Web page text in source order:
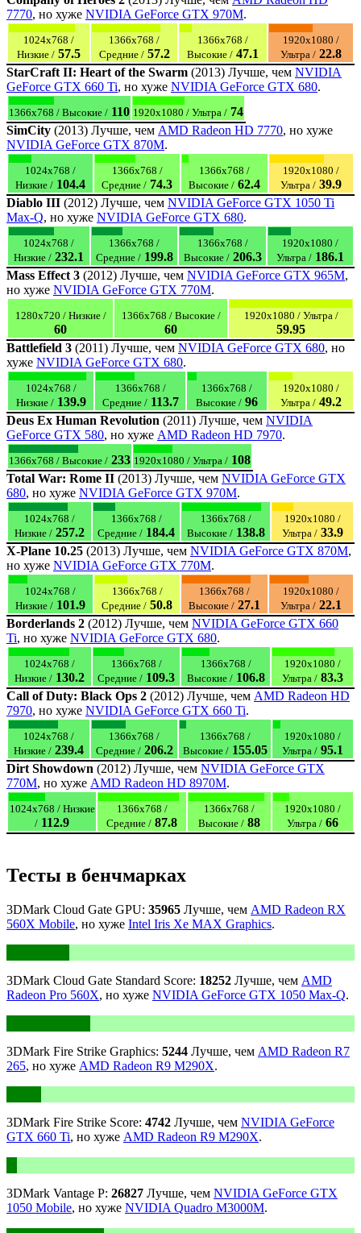
7770, но хуже NVIDIA GeForce GTX 970M.
1024x768 /
Низкие / 57.5
1366x768 /
Средние / 57.2
1366x768 /
Высокие / 47.1
1920x1080 /
Ультра / 22.8
StarCraft II: Heart of the Swarm (2013) Лучше, чем NVIDIA
GeForce GTX 660 Ti, но хуже NVIDIA GeForce GTX 680.
1366x768 / Высокие / 110 1920x1080 / Ультра / 74
SimCity (2013) Лучше, чем AMD Radeon HD 7770, но хуже
NVIDIA GeForce GTX 870M.
1024x768 /
Низкие / 104.4
1366x768 /
Средние / 74.3
1366x768 /
Высокие / 62.4
1920x1080 /
Ультра / 39.9
Diablo III (2012) Лучше, чем NVIDIA GeForce GTX 1050 Ti
Max-Q, но хуже NVIDIA GeForce GTX 680.
1024x768 /
Низкие / 232.1
1366x768 /
Средние / 199.8
1366x768 /
Высокие / 206.3
1920x1080 /
Ультра / 186.1
Mass Effect 3 (2012) Лучше, чем NVIDIA GeForce GTX 965M,
но хуже NVIDIA GeForce GTX 770M.
1280x720 / Низкие /
60
1366x768 / Высокие /
60
1920x1080 / Ультра /
59.95
Battlefield 3 (2011) Лучше, чем NVIDIA GeForce GTX 680, но
хуже NVIDIA GeForce GTX 680.
1024x768 /
Низкие / 139.9
1366x768 /
Средние / 113.7
1366x768 /
Высокие / 96
1920x1080 /
Ультра / 49.2
Deus Ex Human Revolution (2011) Лучше, чем NVIDIA
GeForce GTX 580, но хуже AMD Radeon HD 7970.
1366x768 / Высокие / 233 1920x1080 / Ультра / 108
Total War: Rome II (2013) Лучше, чем NVIDIA GeForce GTX
680, но хуже NVIDIA GeForce GTX 970M.
1024x768 /
Низкие / 257.2
1366x768 /
Средние / 184.4
1366x768 /
Высокие / 138.8
1920x1080 /
Ультра / 33.9
X-Plane 10.25 (2013) Лучше, чем NVIDIA GeForce GTX 870M,
но хуже NVIDIA GeForce GTX 770M.
1024x768 /
Низкие / 101.9
1366x768 /
Средние / 50.8
1366x768 /
Высокие / 27.1
1920x1080 /
Ультра / 22.1
Borderlands 2 (2012) Лучше, чем NVIDIA GeForce GTX 660
Ti, но хуже NVIDIA GeForce GTX 680.
1024x768 /
Низкие / 130.2
1366x768 /
Средние / 109.3
1366x768 /
Высокие / 106.8
1920x1080 /
Ультра / 83.3
Call of Duty: Black Ops 2 (2012) Лучше, чем AMD Radeon HD
7970, но хуже NVIDIA GeForce GTX 660 Ti.
1024x768 /
Низкие / 239.4
1366x768 /
Средние / 206.2
1366x768 /
Высокие / 155.05
1920x1080 /
Ультра / 95.1
Dirt Showdown (2012) Лучше, чем NVIDIA GeForce GTX
770M, но хуже AMD Radeon HD 8970M.
1024x768 / Низкие
/ 112.9
1366x768 /
Средние / 87.8
1366x768 /
Высокие / 88
1920x1080 /
Ультра / 66
Тесты в бенчмарках
3DMark Cloud Gate GPU: 35965 Лучше, чем AMD Radeon RX
560X Mobile, но хуже Intel Iris Xe MAX Graphics.
3DMark Cloud Gate Standard Score: 18252 Лучше, чем AMD
Radeon Pro 560X, но хуже NVIDIA GeForce GTX 1050 Max-Q.
3DMark Fire Strike Graphics: 5244 Лучше, чем AMD Radeon R7
265, но хуже AMD Radeon R9 M290X.
3DMark Fire Strike Score: 4742 Лучше, чем NVIDIA GeForce
GTX 660 Ti, но хуже AMD Radeon R9 M290X.
3DMark Vantage P: 26827 Лучше, чем NVIDIA GeForce GTX
1050 Mobile, но хуже NVIDIA Quadro M3000M.